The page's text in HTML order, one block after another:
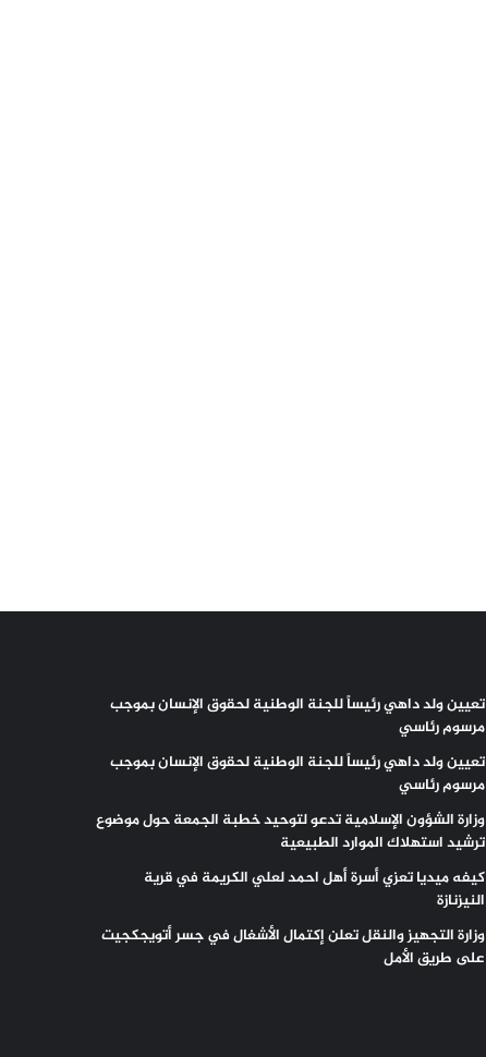
تعيين ولد داهي رئيساً للجنة الوطنية لحقوق الإنسان بموجب
مرسوم رئاسي
تعيين ولد داهي رئيساً للجنة الوطنية لحقوق الإنسان بموجب
مرسوم رئاسي
وزارة الشؤون الإسلامية تدعو لتوحيد خطبة الجمعة حول موضوع
ترشيد استهلاك الموارد الطبيعية
كيفه ميديا تعزي أسرة أهل احمد لعلي الكريمة في قرية
النيزنازة
وزارة التجهيز والنقل تعلن إكتمال الأشغال في جسر أتويجكجيت
على طريق الأمل